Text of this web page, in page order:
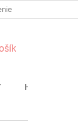
OSOBNÝCH
HRAČKY